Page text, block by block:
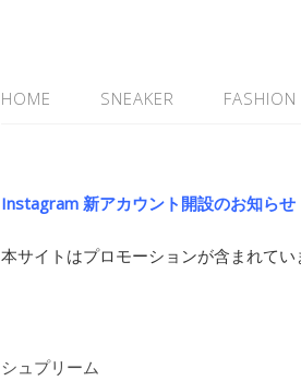
HOME SNEAKER FASHION
Instagram 新アカウント開設のお知らせ
本サイトはプロモーションが含まれてい
シュプリーム